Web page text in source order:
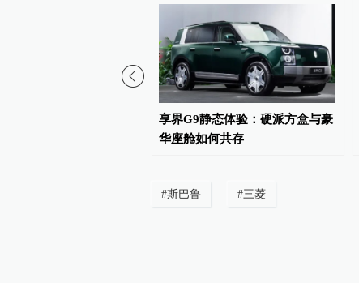
享界G9静态体验：硬派方盒与豪
华座舱如何共存
#斯巴鲁 #三菱